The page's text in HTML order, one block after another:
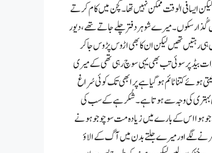
ایسا فی الوقت ممکن نہیں تھا۔ کچن میں کام کرتے
گُذار سکوں۔ میرے شوہر دفتر چلے جاتے تھے، دیور
رہتیں تھیں لیکن ان کا بھی اڑوس پڑوس جا کر
بیڈ پر سوئی تب بھی یہی سوچ رہی تھی کے میری
ہوئے کتنا ٹائم ہو گیا ہے پر ابھی تک کوئی سُراغ
بہتری کی وجہ سے ہوتا ہے۔ شُکر ہے کے سب کی
جو ہوا اس کے بارے میں زیادہ مت سوچو جو ہونے
لگے اور میرے جلتے بدن میں آگ کے الاؤ